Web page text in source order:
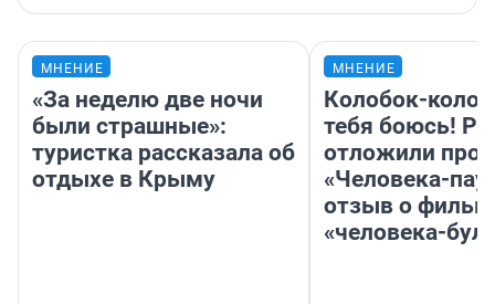
МНЕНИЕ
«За неделю две ночи
были страшные»:
туристка рассказала об
отдыхе в Крыму
МНЕНИЕ
Колобок-
тебя боюсь!
отложили
«Человека-
отзыв о
«человека-